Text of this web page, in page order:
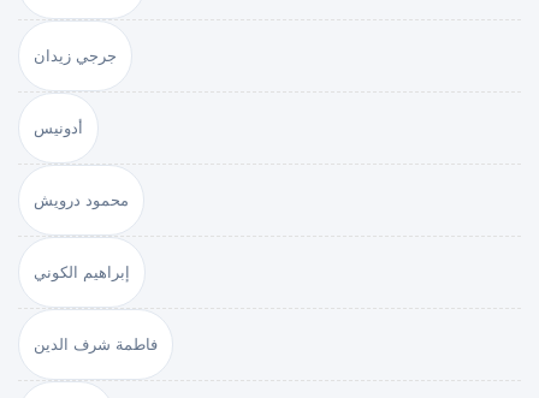
جرجي زيدان
أدونيس
محمود درويش
إبراهيم الكوني
فاطمة شرف الدين